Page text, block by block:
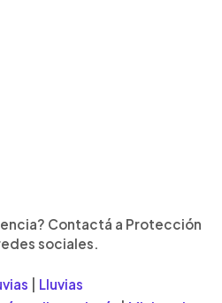
Contactá a Protección
sociales.
Lluvias